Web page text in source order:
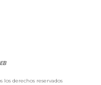
derechos reservados